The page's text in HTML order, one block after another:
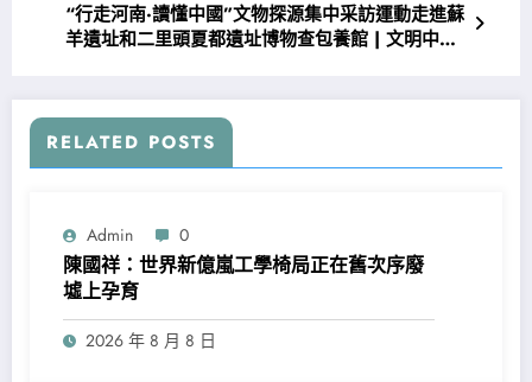
“行走河南·讀懂中國”文物探源集中采訪運動走進蘇
羊遺址和二里頭夏都遺址博物查包養館 | 文明中國
RELATED POSTS
Admin 0
陳國祥：世界新億嵐工學椅局正在舊次序廢
墟上孕育
2026 年 8 月 8 日